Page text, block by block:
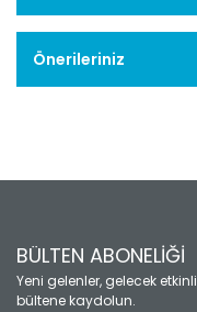
Önerileriniz
BÜLTEN ABONELİĞİ
Yeni gelenler, gelecek
bültene kaydolun.